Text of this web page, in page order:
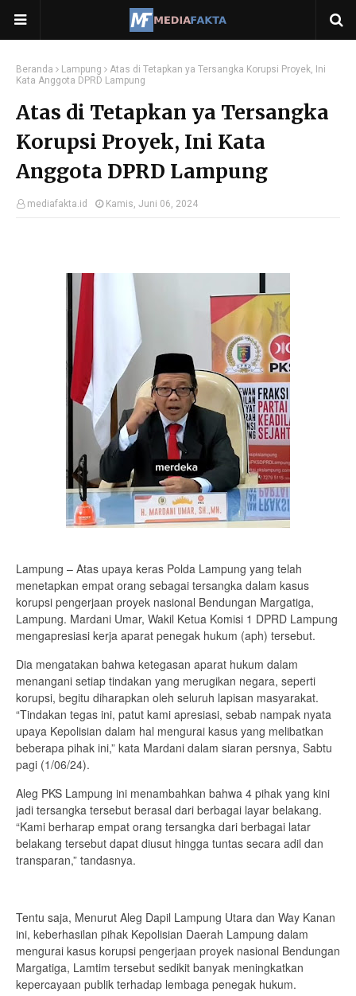
Beranda Lampung
Atas di Tetapkan ya Tersangka Korupsi Proyek, Ini
Kata Anggota DPRD Lampung
Atas di Tetapkan ya Tersangka
Korupsi Proyek, Ini Kata
Anggota DPRD Lampung
mediafakta.id Kamis, Juni 06, 2024
Lampung – Atas upaya keras Polda Lampung yang telah
menetapkan empat orang sebagai tersangka dalam kasus
korupsi pengerjaan proyek nasional Bendungan Margatiga,
Lampung. Mardani Umar, Wakil Ketua Komisi 1 DPRD Lampung
mengapresiasi kerja aparat penegak hukum (aph) tersebut.
Dia mengatakan bahwa ketegasan aparat hukum dalam
menangani setiap tindakan yang merugikan negara, seperti
korupsi, begitu diharapkan oleh seluruh lapisan masyarakat.
“Tindakan tegas ini, patut kami apresiasi, sebab nampak nyata
upaya Kepolisian dalam hal mengurai kasus yang melibatkan
beberapa pihak ini,” kata Mardani dalam siaran persnya, Sabtu
pagi (1/06/24).
Aleg PKS Lampung ini menambahkan bahwa 4 pihak yang kini
jadi tersangka tersebut berasal dari berbagai layar belakang.
“Kami berharap empat orang tersangka dari berbagai latar
belakang tersebut dapat diusut hingga tuntas secara adil dan
transparan,” tandasnya.
Tentu saja, Menurut Aleg Dapil Lampung Utara dan Way Kanan
ini, keberhasilan pihak Kepolisian Daerah Lampung dalam
mengurai kasus korupsi pengerjaan proyek nasional Bendungan
Margatiga, Lamtim tersebut sedikit banyak meningkatkan
kepercayaan publik terhadap lembaga penegak hukum.